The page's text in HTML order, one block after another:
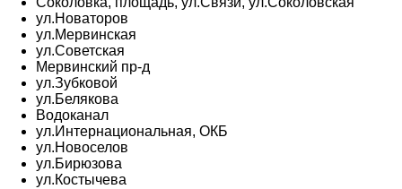
ул.Новаторов
ул.Мервинская
ул.Советская
Мервинский пр-д
ул.Зубковой
ул.Белякова
Водоканал
ул.Интернациональная, ОКБ
ул.Новоселов
ул.Бирюзова
ул.Костычева